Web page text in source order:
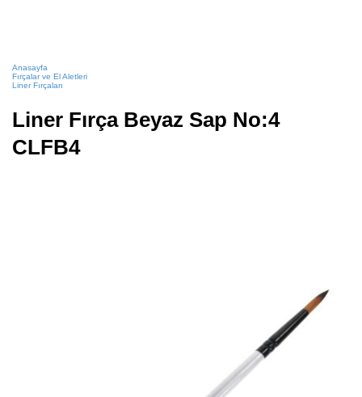
Anasayfa
Fırçalar ve El Aletleri
Liner Fırçaları
Liner Fırça Beyaz Sap No:4
CLFB4